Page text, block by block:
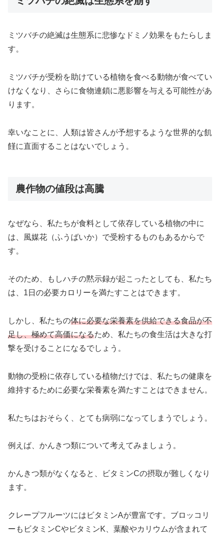
ミツバチの絶滅は生態系に悲惨なドミノ効果をもたらしま
す。
ミツバチが受粉を助けている植物を食べる動物が食べてい
けなくなり、さらに食物連鎖に悪影響を与える可能性があ
ります。
幸いなことに、人類は皆さんが予想するような世界的な飢
饉に直面することはないでしょう。
農作物の値段は高騰
なぜなら、私たちが食料として依存している植物の中に
は、風媒花（ふうばいか）で受粉するものもあるからで
す。
そのため、もしハチの黙示録が起こったとしても、私たち
は、1日の必要カロリーを満たすことはできます。
しかし、私たちの体に必要な栄養素を供給できる食品が不
足し、極めて高価になるため、私たちの食生活は大きな打
撃を受けることになるでしょう。
動物の受粉に依存している植物だけでは、私たちの健康を
維持するために必要な栄養素を満たすことはできません。
私たちはおそらく、とても病弱になってしまうでしょう。
例えば、かんきつ類について考えてみましょう。
かんきつ類がなくなると、ビタミンCの摂取が難しくなり
ます。
クレープフルーツにはビタミンAが豊富です。ブロッコリ
ーもビタミンCやビタミンK、葉酸やカリウムが含まれて